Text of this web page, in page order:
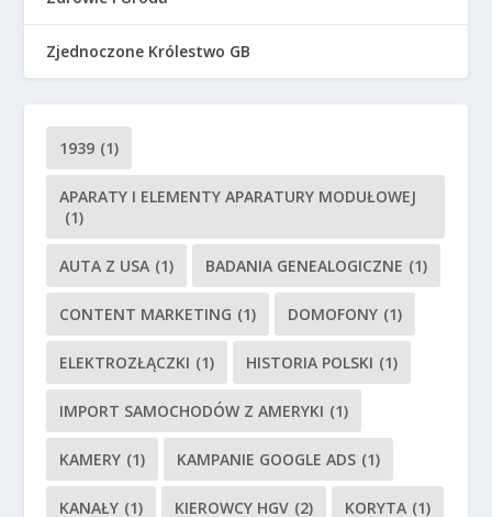
Zjednoczone Królestwo GB
1939 (1)
APARATY I ELEMENTY APARATURY MODUŁOWEJ
(1)
AUTA Z USA (1) BADANIA GENEALOGICZNE (1)
CONTENT MARKETING (1) DOMOFONY (1)
ELEKTROZŁĄCZKI (1) HISTORIA POLSKI (1)
IMPORT SAMOCHODÓW Z AMERYKI (1)
KAMERY (1) KAMPANIE GOOGLE ADS (1)
KANAŁY (1) KIEROWCY HGV (2) KORYTA (1)